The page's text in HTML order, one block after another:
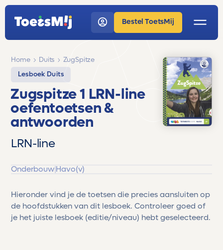
Bestel ToetsMij
Home Duits
ZugSpitze
Lesboek Duits
Zugspitze 1 LRN-line
oefentoetsen &
antwoorden
LRN-line
Onderbouw|Havo(v)
Hieronder vind je de toetsen die precies aansluiten op
de hoofdstukken van dit lesboek. Controleer goed of
je het juiste lesboek (editie/niveau) hebt geselecteerd.